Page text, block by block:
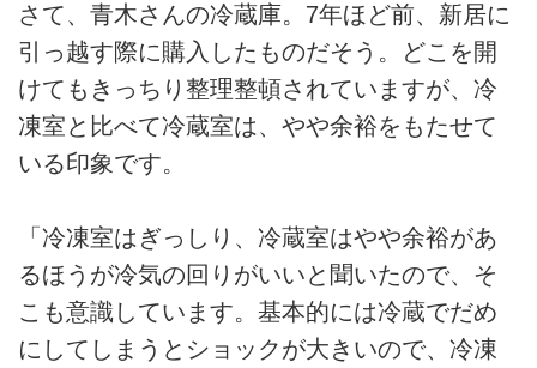
さて、青木さんの冷蔵庫。7年ほど前、新居に
引っ越す際に購入したものだそう。どこを開
けてもきっちり整理整頓されていますが、冷
凍室と比べて冷蔵室は、やや余裕をもたせて
いる印象です。
「冷凍室はぎっしり、冷蔵室はやや余裕があ
るほうが冷気の回りがいいと聞いたので、そ
こも意識しています。基本的には冷蔵でだめ
にしてしまうとショックが大きいので、冷凍